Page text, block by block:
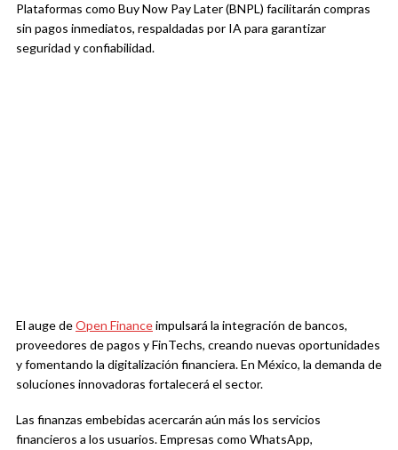
Plataformas como Buy Now Pay Later (BNPL) facilitarán compras
sin pagos inmediatos, respaldadas por IA para garantizar
seguridad y confiabilidad.
El auge deOpen Financeimpulsará la integración de bancos,
proveedores de pagos y FinTechs, creando nuevas oportunidades
y fomentando la digitalización financiera. En México, la demanda de
soluciones innovadoras fortalecerá el sector.
Las finanzas embebidas acercarán aún más los servicios
financieros a los usuarios. Empresas como WhatsApp,